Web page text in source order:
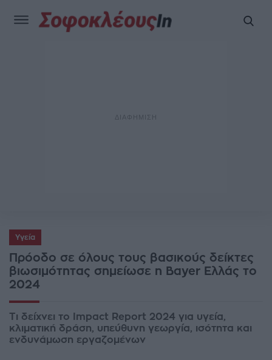
Υγεία
Πρόοδο σε όλους τους βασικούς δείκτες
βιωσιμότητας σημείωσε η Bayer Ελλάς το
2024
Τι δείχνει το Impact Report 2024 για υγεία,
κλιματική δράση, υπεύθυνη γεωργία, ισότητα και
ενδυνάμωση εργαζομένων